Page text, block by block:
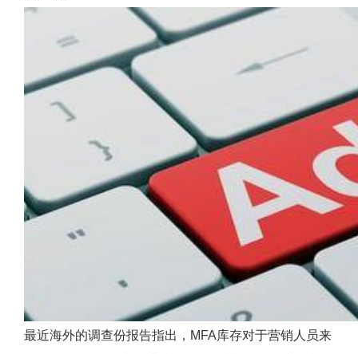
最近海外的调查份报告指出，MFA库存对于营销人员来